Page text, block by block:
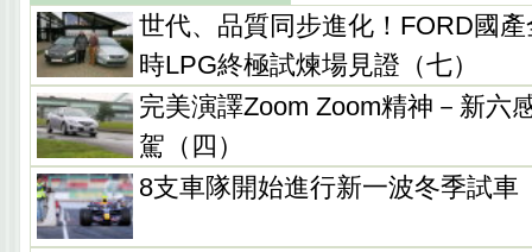
世代、品質同步進化！FORD國
時LPG終極試煉場見證（七）
完美演譯Zoom Zoom精神－新六
駕（四）
8支車隊開始進行新一波冬季試車